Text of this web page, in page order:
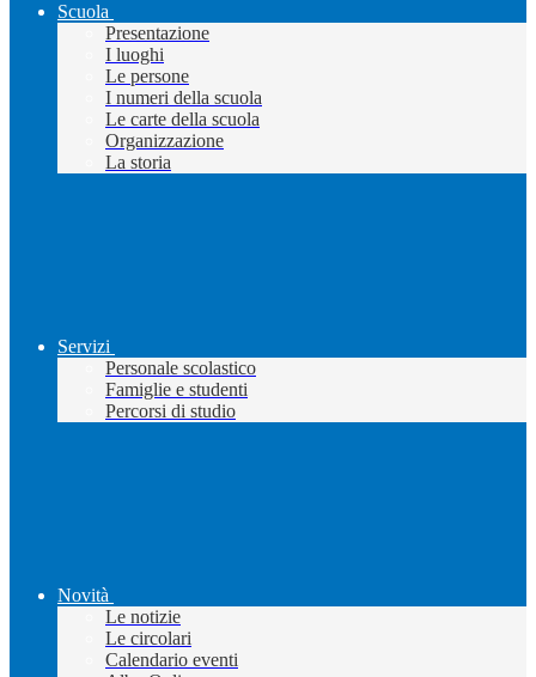
Scuola
Presentazione
I luoghi
Le persone
I numeri della scuola
Le carte della scuola
Organizzazione
La storia
Servizi
Personale scolastico
Famiglie e studenti
Percorsi di studio
Novità
Le notizie
Le circolari
Calendario eventi